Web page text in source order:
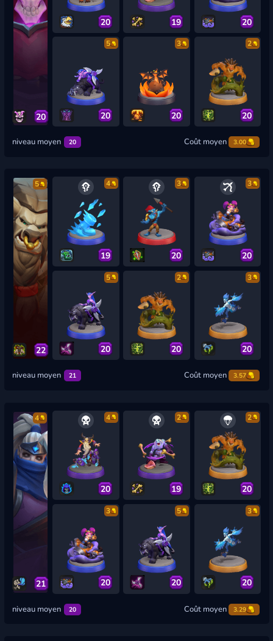
20
20 19 20
5
20
3
20
2
20
niveau moyen 20 Coût moyen 3.00
5
22
4
19
3
20
3
20
5
20
2
20
3
20
niveau moyen 21 Coût moyen 3.57
4
21
4
20
2
19
2
20
3
20
5
20
3
20
niveau moyen 20 Coût moyen 3.29